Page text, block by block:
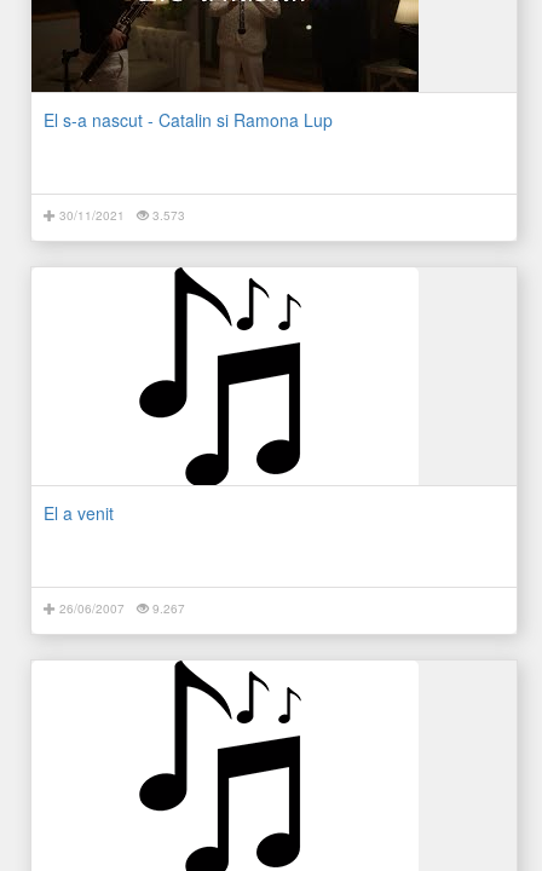
El s-a nascut - Catalin si Ramona Lup
30/11/2021 3.573
El a venit
26/06/2007 9.267